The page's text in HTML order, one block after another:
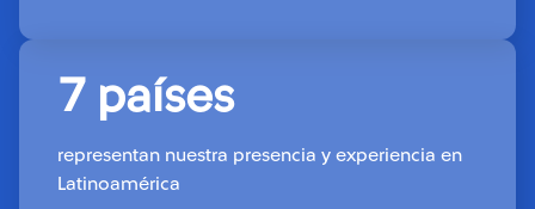
7 países
representan nuestra presencia y experiencia en
Latinoamérica